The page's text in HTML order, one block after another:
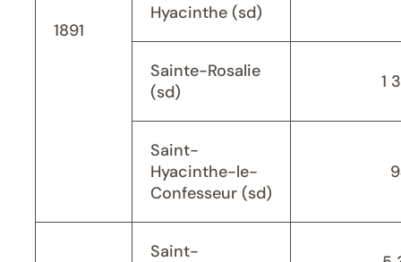
1891
Hyacinthe (sd)
Sainte-Rosalie
(sd)
1
Saint-
Hyacinthe-le-
Confesseur (sd)
Saint-